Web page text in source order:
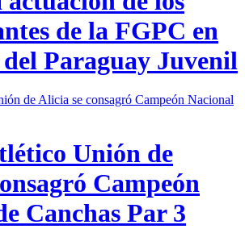
de la FGPC en
Paraguay Juvenil
Unión de
Campeón
Canchas Par 3